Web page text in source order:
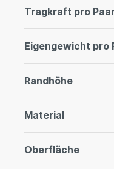
Tragkraft pro
Eigengewicht pro
Randhöhe
Material
Oberfläche